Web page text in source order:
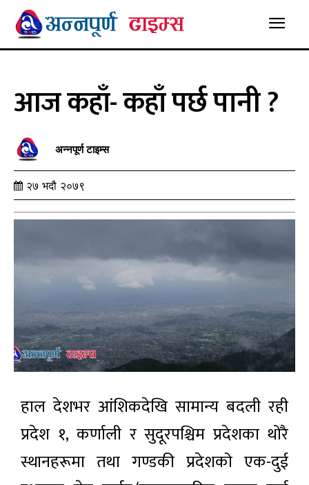
आज कहाँ- कहाँ पर्छ पानी ?
अन्नपूर्ण टाइम्स
२७ भदौ २०७९
हाल देशभर आंशिकदेखि सामान्य बदली रही
प्रदेश १, कर्णाली र सुदूरपश्चिम प्रदेशका थोरै
स्थानहरूमा तथा गण्डकी प्रदेशको एक-दुई